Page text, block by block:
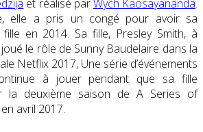
et réalisé parWych Kaosayananda.
elle a pris un congé pour avoir sa
en 2014. Sa fille, Presley Smith, à
le rôle de Sunny Baudelaire dans la
Netflix 2017, Une série d’événements
à jouer pendant que sa fille
la deuxième saison de A Series of
avril 2017.